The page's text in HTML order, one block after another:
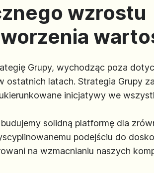
wzrostu
Grupy, wychodząc poza
latach. Strategia Grupy
inicjatywy we
solidną platformę dla
podejściu do
na wzmacnianiu naszych